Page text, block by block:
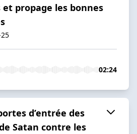
propage les bonnes
02:24
d’entrée des
Satan contre les